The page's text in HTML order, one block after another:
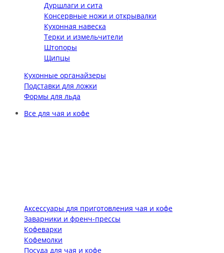
Дуршлаги и сита
Консервные ножи и открывалки
Кухонная навеска
Терки и измельчители
Штопоры
Щипцы
Кухонные органайзеры
Подставки для ложки
Формы для льда
Все для чая и кофе
Аксессуары для приготовления чая и кофе
Заварники и френч-прессы
Кофеварки
Кофемолки
Посуда для чая и кофе